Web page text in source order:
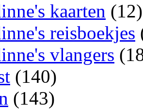
kaarten (12)
reisboekjes
vlangers
(140)
(143)